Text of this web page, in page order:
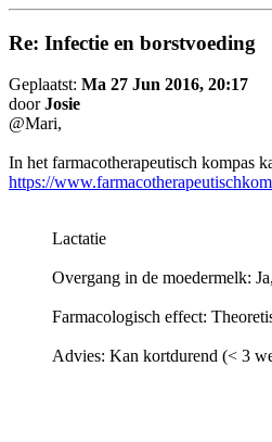
Re: Infectie en borstvoeding
Geplaatst: Ma 27 Jun 2016, 20:17
doorJosie
@Mari,
In het farmacotherapeutisch kompas
https://
Lactatie
Overgang in de moedermelk:
Farmacologisch effect:
Advies: Kan kortdurend (< 3